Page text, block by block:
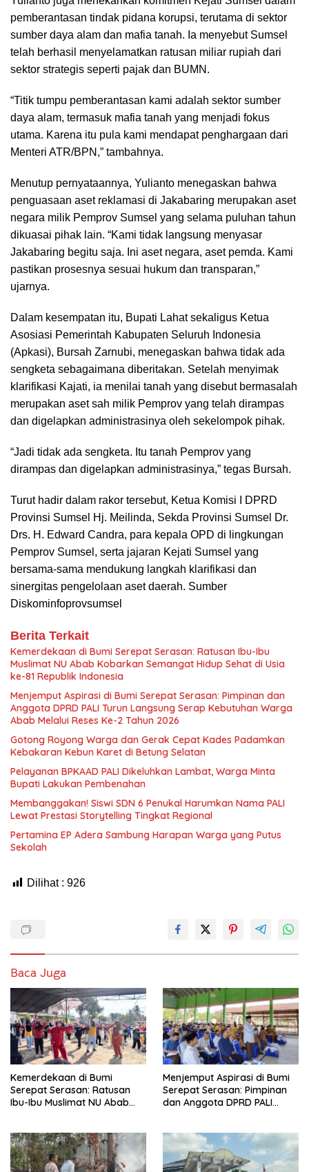
pemberantasan tindak pidana korupsi, terutama di sektor
sumber daya alam dan mafia tanah. Ia menyebut Sumsel
telah berhasil menyelamatkan ratusan miliar rupiah dari
sektor strategis seperti pajak dan BUMN.
“Titik tumpu pemberantasan kami adalah sektor sumber
daya alam, termasuk mafia tanah yang menjadi fokus
utama. Karena itu pula kami mendapat penghargaan dari
Menteri ATR/BPN,” tambahnya.
Menutup pernyataannya, Yulianto menegaskan bahwa
penguasaan aset reklamasi di Jakabaring merupakan aset
negara milik Pemprov Sumsel yang selama puluhan tahun
dikuasai pihak lain. “Kami tidak langsung menyasar
Jakabaring begitu saja. Ini aset negara, aset pemda. Kami
pastikan prosesnya sesuai hukum dan transparan,”
ujarnya.
Dalam kesempatan itu, Bupati Lahat sekaligus Ketua
Asosiasi Pemerintah Kabupaten Seluruh Indonesia
(Apkasi), Bursah Zarnubi, menegaskan bahwa tidak ada
sengketa sebagaimana diberitakan. Setelah menyimak
klarifikasi Kajati, ia menilai tanah yang disebut bermasalah
merupakan aset sah milik Pemprov yang telah dirampas
dan digelapkan administrasinya oleh sekelompok pihak.
“Jadi tidak ada sengketa. Itu tanah Pemprov yang
dirampas dan digelapkan administrasinya,” tegas Bursah.
Turut hadir dalam rakor tersebut, Ketua Komisi I DPRD
Provinsi Sumsel Hj. Meilinda, Sekda Provinsi Sumsel Dr.
Drs. H. Edward Candra, para kepala OPD di lingkungan
Pemprov Sumsel, serta jajaran Kejati Sumsel yang
bersama-sama mendukung langkah klarifikasi dan
sinergitas pengelolaan aset daerah. Sumber
Diskominfoprovsumsel
Berita Terkait
Kemerdekaan di Bumi Serepat Serasan: Ratusan Ibu-Ibu
Muslimat NU Abab Kobarkan Semangat Hidup Sehat di Usia
ke-81 Republik Indonesia
Menjemput Aspirasi di Bumi Serepat Serasan: Pimpinan dan
Anggota DPRD PALI Turun Langsung Serap Kebutuhan Warga
Abab Melalui Reses Ke-2 Tahun 2026
Gotong Royong Warga dan Gerak Cepat Kades Padamkan
Kebakaran Kebun Karet di Betung Selatan
Pelayanan BPKAAD PALI Dikeluhkan Lambat, Warga Minta
Bupati Lakukan Pembenahan
Membanggakan! Siswi SDN 6 Penukal Harumkan Nama PALI
Lewat Prestasi Storytelling Tingkat Regional
Pertamina EP Adera Sambung Harapan Warga yang Putus
Sekolah
Dilihat : 926
Baca Juga
Kemerdekaan di Bumi
Serepat Serasan: Ratusan
Ibu-Ibu Muslimat NU Abab
Indonesia
Menjemput Aspirasi di Bumi
Serepat Serasan: Pimpinan
dan Anggota DPRD PALI
Melalui Reses Ke-2 Tahun
2026